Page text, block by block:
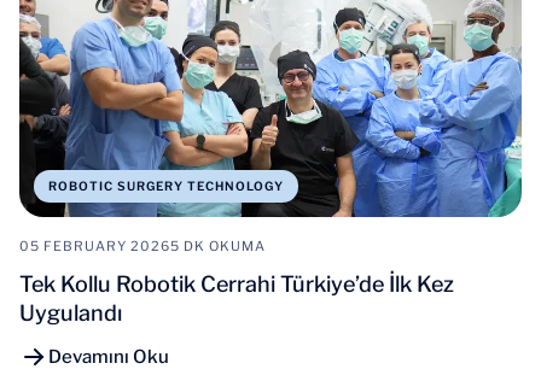
ROBOTIC SURGERY TECHNOLOGY
05 FEBRUARY 20265 DK OKUMA
Tek Kollu Robotik Cerrahi Türkiye’de İlk Kez
Uygulandı
Devamını Oku